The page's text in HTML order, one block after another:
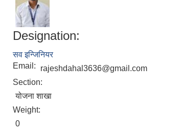
Designation:
सव इन्जिनियर
Email:
rajeshdahal3636@gmail.com
Section:
योजना शाखा
Weight:
0